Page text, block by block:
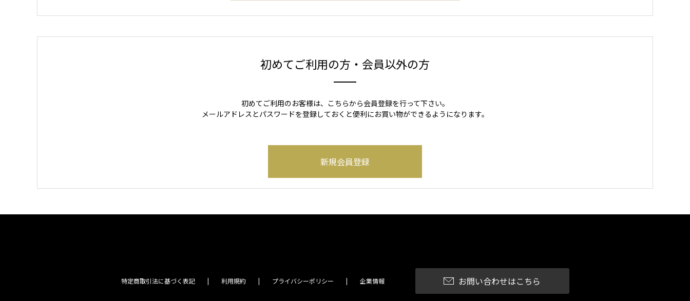
初めてご利用の方・会員以外の方
初めてご利用のお客様は、こちらから会員登録を行って下さい。
メールアドレスとパスワードを登録しておくと便利にお買い物ができるようになります。
特定商取引法に基づく表記 利用規約 プライバシーポリシー 企業情報 お問い合わせはこちら